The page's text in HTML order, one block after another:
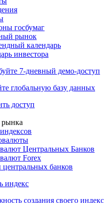
доступ
событий
госбумаг
рынок
календарь
инвестора
7-дневный
доступ
рынка
Центральных Банков
Forex
центральных банков